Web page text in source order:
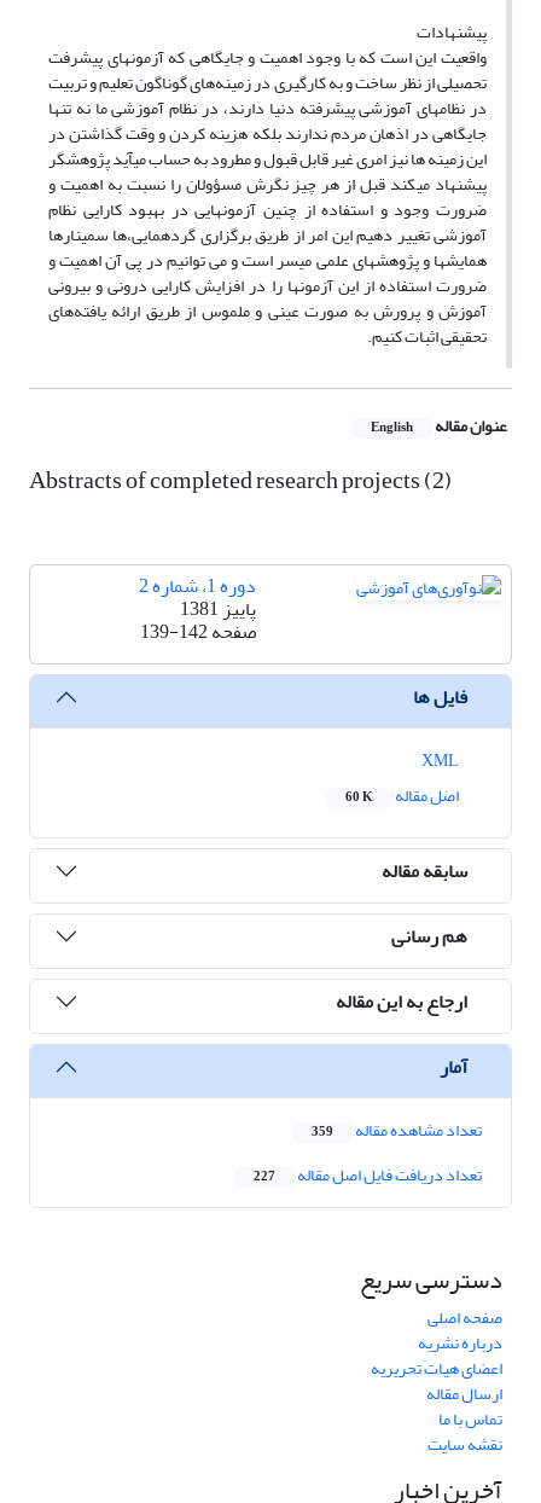
پیشنهادات
واقعیت این است که با وجود اهمیت و جایگاهی که آزمونهای پیشرفت
تحصیلی از نظر ساخت و به کارگیری در زمینه‌های گوناگون تعلیم و تربیت
در نظامهای آموزشی پیشرفته دنیا دارند، در نظام آموزشی ما نه تنها
جایگاهی در اذهان مردم ندارند بلکه هزینه کردن و وقت گذاشتن در
این زمینه ها نیز امری غیر قابل قبول و مطرود به حساب میآید پژوهشگر
پیشنهاد میکند قبل از هر چیز نگرش مسؤولان را نسبت به اهمیت و
ضرورت وجود و استفاده از چنین آزمونهایی در بهبود کارایی نظام
آموزشی تغییر دهیم این امر از طریق برگزاری گردهمایی،ها سمینارها
همایشها و پژوهشهای علمی میسر است و می توانیم در پی آن اهمیت و
ضرورت استفاده از این آزمونها را در افزایش کارایی درونی و بیرونی
آموزش و پرورش به صورت عینی و ملموس از طریق ارائه یافته‌های
تحقیقی اثبات کنیم.
عنوان مقاله English
Abstracts of completed research projects (2)
دوره 1، شماره 2
پاییز 1381
صفحه139-142
فایل ها
اصل مقاله
60 K
سابقه مقاله
هم رسانی
ارجاع به این مقاله
آمار
تعداد مشاهده مقاله 359
تعداد دریافت فایل اصل مقاله 227
دسترسی سریع
صفحه اصلی
درباره نشریه
اعضای هیات تحریریه
ارسال مقاله
تماس با ما
نقشه سایت
آخرین اخبار